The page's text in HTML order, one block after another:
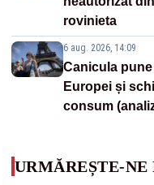
rovinieta
6 aug. 2026, 14:09
Canicula
Europei și
consum
URMĂREȘTE-NE